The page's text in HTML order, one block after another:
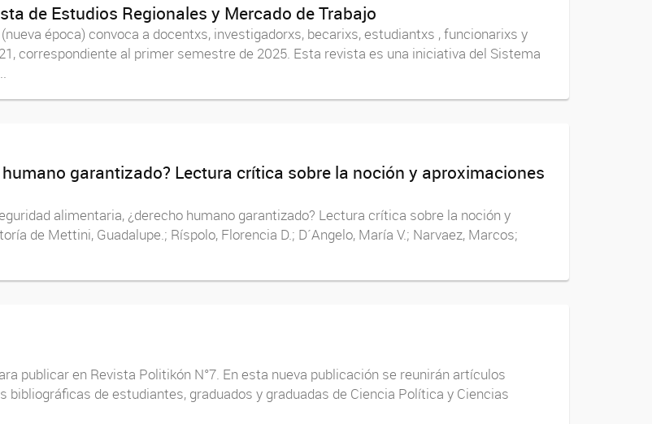
de Estudios Regionales y Mercado de Trabajo
época) convoca a docentxs, investigadorxs, becarixs, estudiantxs , funcionarixs y
correspondiente al primer semestre de 2025. Esta revista es una iniciativa del Sistema
garantizado? Lectura crítica sobre la noción y aproximaciones
alimentaria, ¿derecho humano garantizado? Lectura crítica sobre la noción y
de Mettini, Guadalupe.; Ríspolo, Florencia D.; D´Angelo, María V.; Narvaez, Marcos;
publicar en Revista Politikón N°7. En esta nueva publicación se reunirán artículos
de estudiantes, graduados y graduadas de Ciencia Política y Ciencias